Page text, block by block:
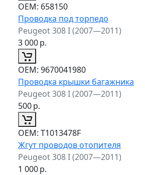
ОЕМ: 658150
Проводка под торпедо
Peugeot 308 I (2007—2011)
3 000р.
ОЕМ: 9670041980
Проводка крышки багажника
Peugeot 308 I (2007—2011)
500р.
ОЕМ: T1013478F
Жгут проводов отопителя
Peugeot 308 I (2007—2011)
1 000р.